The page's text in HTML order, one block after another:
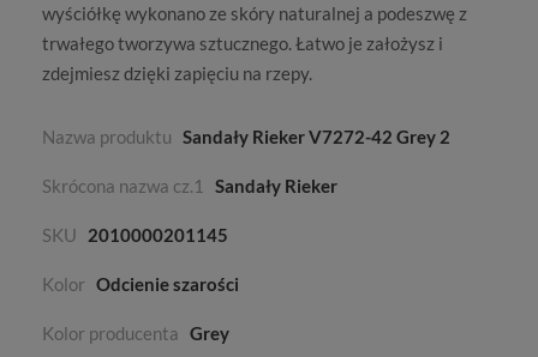
wyściółkę wykonano ze skóry naturalnej a podeszwę z
trwałego tworzywa sztucznego. Łatwo je założysz i
zdejmiesz dzięki zapięciu na rzepy.
Nazwa produktu Sandały Rieker V7272-42 Grey 2
Skrócona nazwa cz.1 Sandały Rieker
SKU 2010000201145
Kolor Odcienie szarości
Kolor producenta Grey